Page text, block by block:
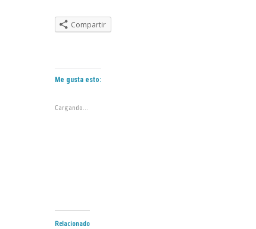
Compartir
Me gusta esto:
Cargando...
Relacionado